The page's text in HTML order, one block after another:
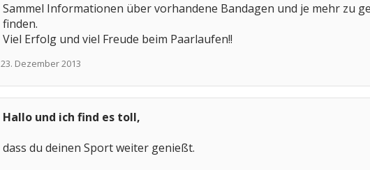
Sammel Informationen über vorhandene Bandagen und je mehr zu
finden.
Viel Erfolg und viel Freude beim Paarlaufen!!
23. Dezember 2013
Hallo und ich find es toll,
dass du deinen Sport weiter genießt.